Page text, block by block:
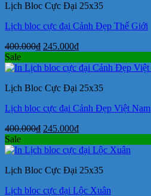
245.000₫.
Lịch Bloc Cực Đại 25x35
Lịch bloc cực đại Cảnh Đẹp Thế Giới
400.000₫ Giá
là:
245.000₫Giá
tại
245.000₫.
Sale
Lịch Bloc Cực Đại 25x35
Lịch bloc cực đại Cảnh Đẹp Việt Nam
400.000₫ Giá
là:
245.000₫Giá
tại
245.000₫.
Sale
Lịch Bloc Cực Đại 25x35
Lịch bloc cực đại Lộc Xuân